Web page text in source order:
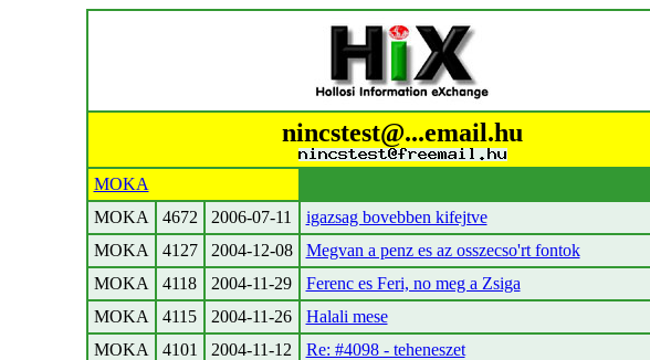
nincstest@...email.hu
MOKA
MOKA
4672 2006-07-11
igazsag bovebben kifejtve
MOKA
4127 2004-12-08
Megvan a penz es az osszecso'rt fontok
MOKA
4118 2004-11-29
Ferenc es Feri, no meg a Zsiga
MOKA
4115 2004-11-26
Halali mese
MOKA
4101 2004-11-12
Re: #4098 - teheneszet